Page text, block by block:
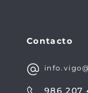
Contacto
986 207